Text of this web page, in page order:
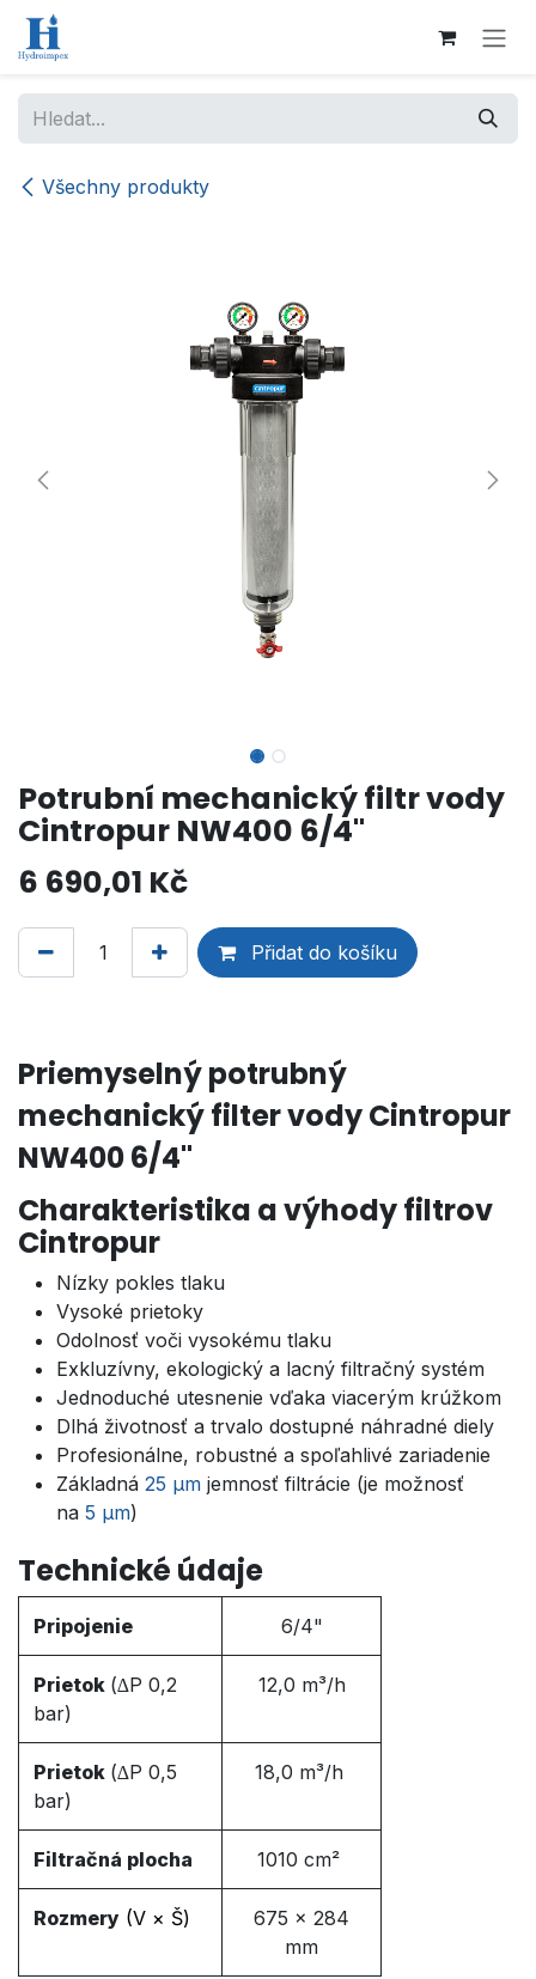
Přejít na obsah
Všechny produkty
Potrubní mechanický filtr vody
Cintropur NW400 6/4"
6 690,01 Kč
Přidat do košíku
Priemyselný potrubný
mechanický filter vody Cintropur
NW400 6/4"
Charakteristika a výhody filtrov
Cintropur
Nízky pokles tlaku
Vysoké prietoky
Odolnosť voči vysokému tlaku
Exkluzívny, ekologický a lacný filtračný systém
Jednoduché utesnenie vďaka viacerým krúžkom
Dlhá životnosť a trvalo dostupné náhradné diely
Profesionálne, robustné a spoľahlivé zariadenie
Základná 25 µm jemnosť filtrácie (je možnosť
na 5 µm)
Technické údaje
Pripojenie 6/4"
Prietok (∆P 0,2
bar)
12,0 m³/h
Prietok (∆P 0,5
bar)
18,0 m³/h
Filtračná plocha 1010 cm²
Rozmery (V × Š)
675 × 284
mm